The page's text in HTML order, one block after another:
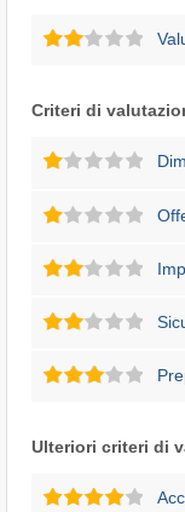
Criteri di
Ulteriori criteri di